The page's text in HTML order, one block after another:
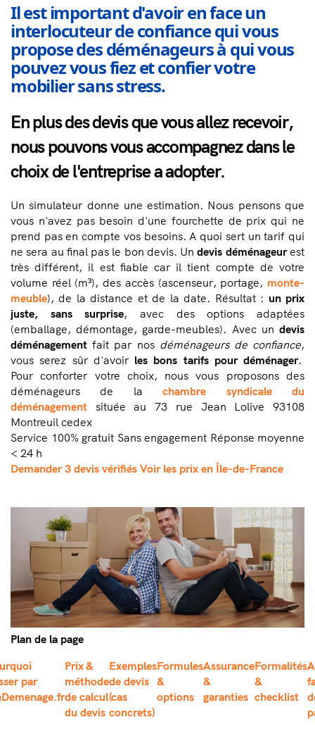
Il est important d'avoir en face un
interlocuteur de confiance qui vous
propose des déménageurs à qui vous
pouvez vous fiez et confier votre
mobilier sans stress.
En plus des devis que vous allez recevoir,
nous pouvons vous accompagnez dans le
choix de l'entreprise a adopter.
Un simulateur donne une estimation. Nous pensons que
vous n'avez pas besoin d'une fourchette de prix qui ne
prend pas en compte vos besoins. A quoi sert un tarif qui
ne sera au final pas le bon devis. Undevis déménageurest
très différent, il est fiable car il tient compte de votre
volume réel (m³), des accès (ascenseur, portage, monte-
meuble), de la distance et de la date. Résultat : un prix
juste, sans surprise, avec des options adaptées
(emballage, démontage, garde-meubles). Avec un devis
déménagementfait par nos déménageurs de confiance,
vous serez sûr d'avoir les bons tarifs pour déménager.
Pour conforter votre choix, nous vous proposons des
déménageurs de lachambre syndicale du
déménagement située au 73 rue Jean Lolive 93108
Montreuil cedex
Service 100% gratuit Sans engagement Réponse moyenne
< 24 h
Demander 3 devis vérifiés Voir les prix en Île-de-France
Plan de la page
par
Prix &
méthode
de calcul
du devis
Exemples
de devis
(cas
concrets)
Formules
&
options
Assurance
&
garanties
Formalités
&
checklist